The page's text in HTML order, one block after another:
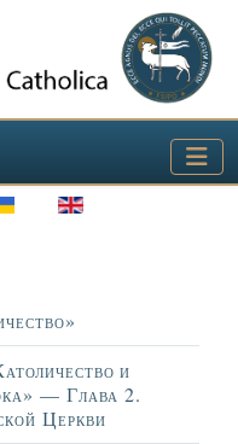
и
— Глава 2.
Церкви